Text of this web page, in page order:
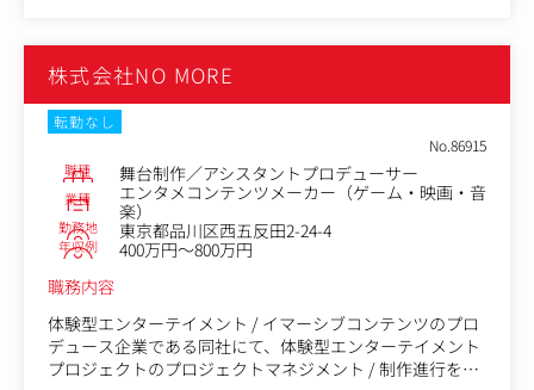
株式会社NO MORE
転勤なし
No.86915
職種 舞台制作／アシスタントプロデューサー
業種
エンタメコンテンツメーカー（ゲーム・映画・音
楽）
勤務地 東京都品川区西五反田2-24-4
年収例
400万円～800万円
職務内容
体験型エンターテイメント / イマーシブコンテンツのプロ
デュース企業である同社にて、体験型エンターテイメント
プロジェクトのプロジェクトマネジメント / 制作進行をお